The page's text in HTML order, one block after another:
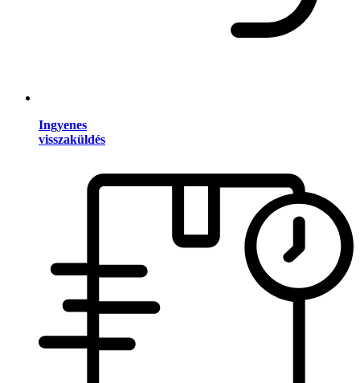
Ingyenes
visszaküldés